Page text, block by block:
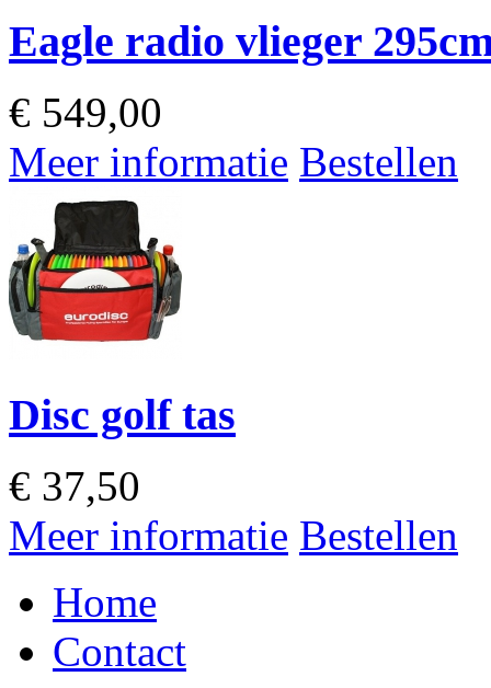
Eagle radio vlieger
€ 549,00
Meer informatie Bestellen
Disc golf tas
€ 37,50
Meer informatie Bestellen
Home
Contact